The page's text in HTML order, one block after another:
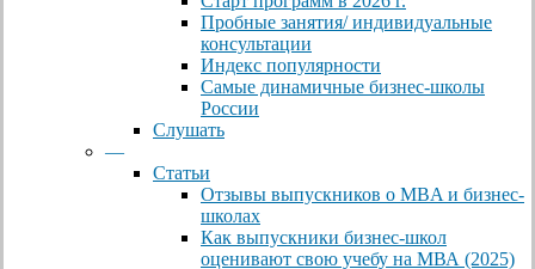
Пробные занятия/ индивидуальные
консультации
Индекс популярности
Самые динамичные бизнес-школы
России
Слушать
—
Статьи
Отзывы выпускников о MBA и бизнес-
школах
Как выпускники бизнес-школ
оценивают свою учебу на МВА (2025)